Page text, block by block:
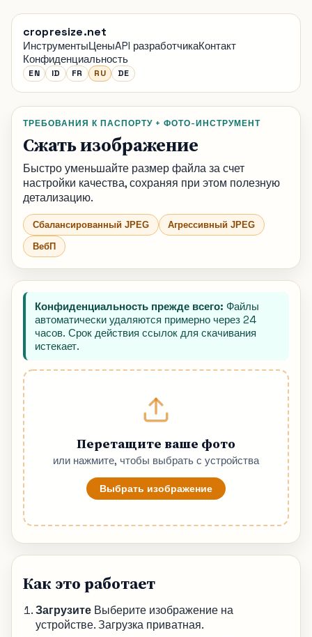
cropresize.net
ИнструментыЦеныAPI разработчикаКонтакт
Конфиденциальность
EN ID FR RU DE
ТРЕБОВАНИЯ К ПАСПОРТУ + ФОТО-ИНСТРУМЕНТ
Сжать изображение
Быстро уменьшайте размер файла за счет
настройки качества, сохраняя при этом полезную
детализацию.
Сбалансированный JPEG Агрессивный JPEG
ВебП
Конфиденциальность прежде всего: Файлы
автоматически удаляются примерно через 24
часов. Срок действия ссылок для скачивания
истекает.
Перетащите ваше фото
или нажмите, чтобы выбрать с устройства
Выбрать изображение
Как это работает
ЗагрузитеВыберите изображение на
устройстве. Загрузка приватная.